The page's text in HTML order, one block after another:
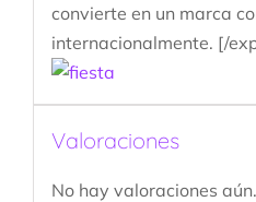
convierte en un marca
internacionalmente. [/
Valoraciones
No hay valoraciones aún.